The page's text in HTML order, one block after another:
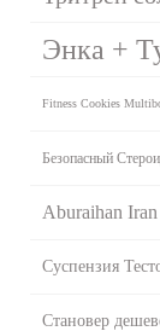
Энка +
Fitness Cookies
Безопасный
Aburaihan
Суспензия
Становер